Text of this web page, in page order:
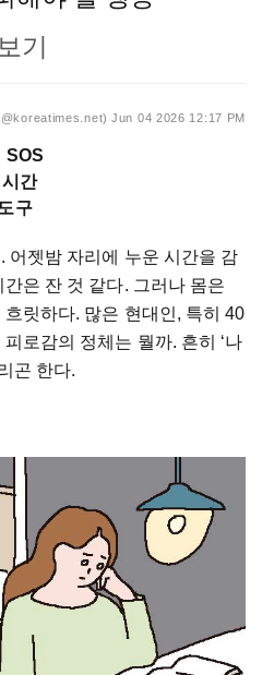
기
Jun 04 2026 12:17 PM
SOS
시간
구
어젯밤 자리에 누운 시간을 감
은 잔 것 같다. 그러나 몸은
릿하다. 많은 현대인, 특히 40
로감의 정체는 뭘까. 흔히 ‘나
곤 한다.